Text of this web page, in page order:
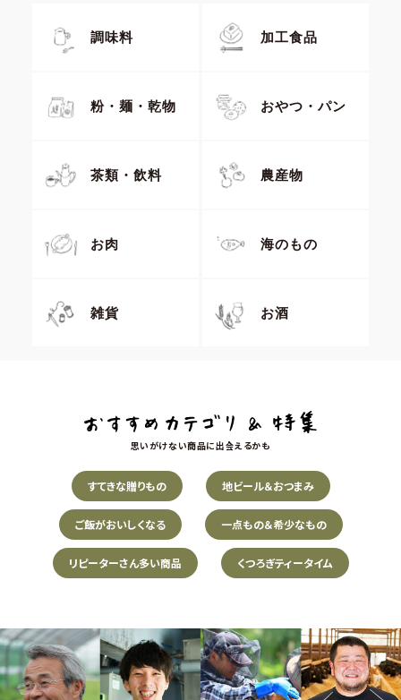
調味料 加工食品
粉・麺・乾物 おやつ・パン
茶類・飲料 農産物
お肉 海のもの
雑貨 お酒
思いがけない商品に出会えるかも
すてきな贈りもの 地ビール＆おつまみ
ご飯がおいしくなる 一点もの＆希少なもの
リピーターさん多い商品 くつろぎティータイム